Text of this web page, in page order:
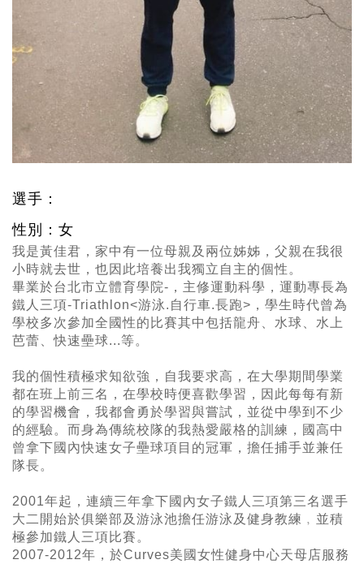
選手：
性別：女
我是黃佳君，家中有一位母親及兩位姊姊，父親在我很
小時就去世，也因此培養出我獨立自主的個性。
畢業於台北市立體育學院- ，主修運動科學 ，運動專長為
鐵人三項-Triathlon<游泳.自行車.長跑>，學生時代曾為
學校多次參加全國性的比賽其中包括龍舟、水球、水上
芭蕾、快速壘球...等。
我的個性積極求知欲強，自我要求高，在大學期間學業
都在班上前三名，在學校時便喜歡學習，因此每每有新
的學習機會，我都會勇於學習與嘗試，並從中學到不少
的經驗。而身為傳統校隊的我熱愛嚴格的訓練，國高中
曾拿下國內快速女子壘球項目的冠軍，擔任捕手並兼任
隊長。
2001年起，連續三年拿下國內女子鐵人三項第三名選手
大二開始於俱樂部及游泳池擔任游泳及健身教練﹐並積
極參加鐵人三項比賽。
2007-2012年，於Curves美國女性健身中心天母店服務